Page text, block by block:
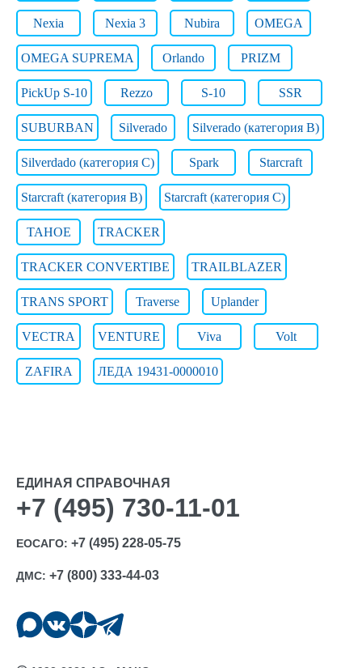
Nexia Nexia 3 Nubira OMEGA
OMEGA SUPREMA Orlando PRIZM
PickUp S-10 Rezzo S-10 SSR
SUBURBAN Silverado Silverado (категория B)
Silverdado (категория C) Spark Starcraft
Starcraft (категория B) Starcraft (категория C)
TAHOE TRACKER
TRACKER CONVERTIBE TRAILBLAZER
TRANS SPORT Traverse Uplander
VECTRA VENTURE Viva Volt
ZAFIRA ЛЕДА 19431-0000010
ЕДИНАЯ СПРАВОЧНАЯ
+7 (495) 730-11-01
ЕОСАГО: +7 (495) 228-05-75
ДМС: +7 (800) 333-44-03